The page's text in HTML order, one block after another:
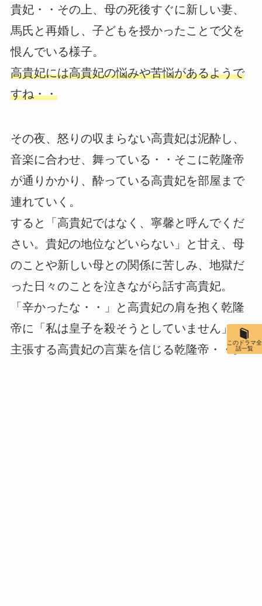
貴妃・・その上、母の死後すぐに新しい妻、
馬氏と再婚し、子どもを授かったことで父を
恨んでいる様子。
高貴妃には高貴妃の悩みや苦悩があるようで
すね・・
その夜、怒りの収まらない高貴妃は泥酔し、
音楽に合わせ、舞っている・・そこに乾隆帝
が通りかかり、酔っている高貴妃を部屋まで
連れていく。
すると「高貴妃ではなく、寧馨と呼んでくだ
さい。貴妃の地位などいらない」と甘え、母
のことや新しい母との関係に苦しみ、地獄だ
った日々のことを泣きながら話す高貴妃。
「辛かったな・・」と高貴妃の肩を抱く乾隆
帝に「私は皇子を殺そうとしていません」と
主張する高貴妃の言葉を信じる乾隆帝・・。
このドラマ全
話一覧